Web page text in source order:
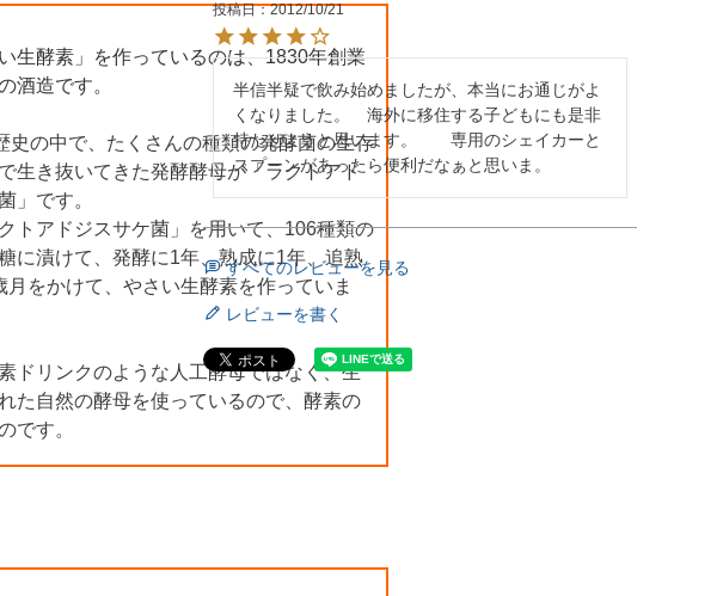
生酵素」を作っているのは、1830年創業
酒造です。
史の中で、たくさんの種類の発酵菌の生存
生き抜いてきた発酵酵母が「ラクトアド
」です。
トアドジスサケ菌」を用いて、106種類の
に漬けて、発酵に1年、熟成に1年、追熟
月をかけて、やさい生酵素を作っていま
ドリンクのような人工酵母ではなく、生
た自然の酵母を使っているので、酵素の
です。
投稿日
2012/10/21
半信半疑で飲み始めましたが、本当にお通じがよ
くなりました。　海外に移住する子どもにも是非
持たせようと思います。　　専用のシェイカーと
スプーンがあったら便利だなぁと思いま。
すべてのレビューを見る
レビューを書く